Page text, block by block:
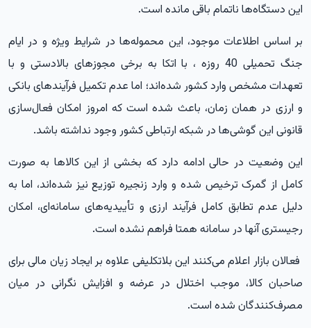
این دستگاه‌ها ناتمام باقی مانده است.
بر اساس اطلاعات موجود، این محموله‌ها در شرایط ویژه و در ایام
جنگ تحمیلی 40 روزه ، با اتکا به برخی مجوزهای بالادستی و با
تعهدات مشخص وارد کشور شده‌اند؛ اما عدم تکمیل فرآیندهای بانکی
و ارزی در همان زمان، باعث شده است که امروز امکان فعال‌سازی
قانونی این گوشی‌ها در شبکه ارتباطی کشور وجود نداشته باشد.
این وضعیت در حالی ادامه دارد که بخشی از این کالاها به صورت
کامل از گمرک ترخیص شده و وارد زنجیره توزیع نیز شده‌اند، اما به
دلیل عدم تطابق کامل فرآیند ارزی و تأییدیه‌های سامانه‌ای، امکان
رجیستری آنها در سامانه همتا فراهم نشده است.
فعالان بازار اعلام می‌کنند این بلاتکلیفی علاوه بر ایجاد زیان مالی برای
صاحبان کالا، موجب اختلال در عرضه و افزایش نگرانی در میان
مصرف‌کنندگان شده است.